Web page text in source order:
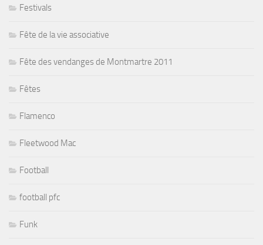
Festivals
Fête de la vie associative
Fête des vendanges de Montmartre 2011
Fêtes
Flamenco
Fleetwood Mac
Football
football pfc
Funk